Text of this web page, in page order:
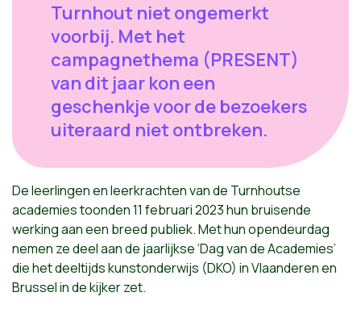
Turnhout niet ongemerkt
voorbij. Met het
campagnethema (PRESENT)
van dit jaar kon een
geschenkje voor de bezoekers
uiteraard niet ontbreken.
De leerlingen en leerkrachten van de Turnhoutse
academies toonden 11 februari 2023 hun bruisende
werking aan een breed publiek. Met hun opendeurdag
nemen ze deel aan de jaarlijkse ‘Dag van de Academies’
die het deeltijds kunstonderwijs (DKO) in Vlaanderen en
Brussel in de kijker zet.